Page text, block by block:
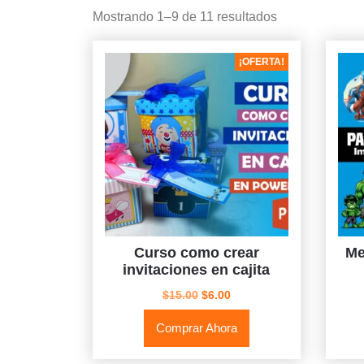
Mostrando 1–9 de 11 resultadosOrdenado
los
últimos
¡OFERTA!
Curso como crear
invitaciones en cajita
$15.00 El
precio
original
era:
$6.00El
precio
actual
es:
Comprar Ahora